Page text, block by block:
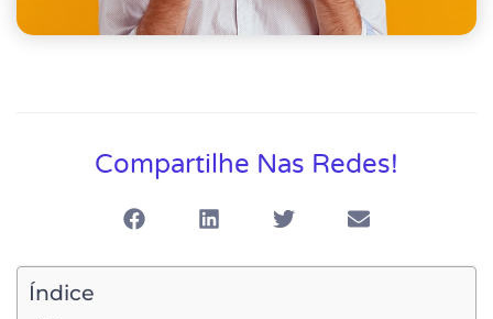
Compartilhe Nas Redes!
Índice